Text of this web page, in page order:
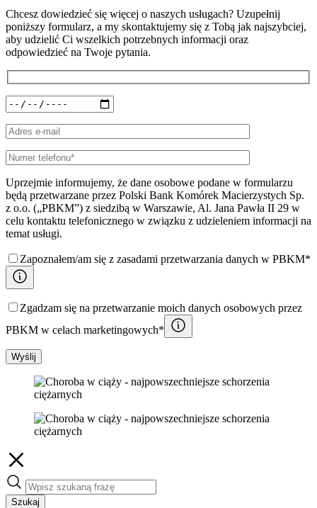
Chcesz dowiedzieć się więcej o naszych usługach? Uzupełnij
poniższy formularz, a my skontaktujemy się z Tobą jak najszybciej,
aby udzielić Ci wszelkich potrzebnych informacji oraz
odpowiedzieć na Twoje pytania.
Uprzejmie informujemy, że dane osobowe podane w formularzu
będą przetwarzane przez Polski Bank Komórek Macierzystych Sp.
z o.o. („PBKM”) z siedzibą w Warszawie, Al. Jana Pawła II 29 w
celu kontaktu telefonicznego w związku z udzieleniem informacji na
temat usługi.
Zapoznałem/am się z zasadami przetwarzania danych w PBKM*
Zgadzam się na przetwarzanie moich danych osobowych przez
PBKM w celach marketingowych*
Wyślij
Szukaj